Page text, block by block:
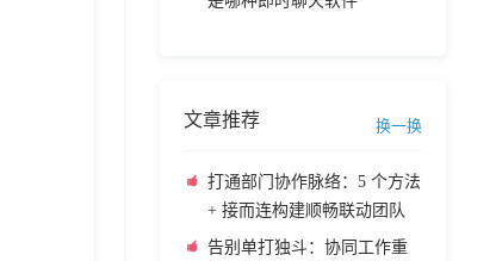
文章推荐 换一换
打通部门协作脉络：5 个方法
+ 接而连构建顺畅联动团队
告别单打独斗：协同工作重